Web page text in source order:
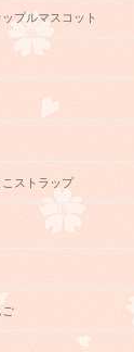
プルマスコット
ストラップ
ご